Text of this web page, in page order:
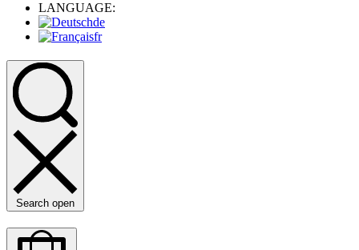
LANGUAGE:
de
fr
Search open